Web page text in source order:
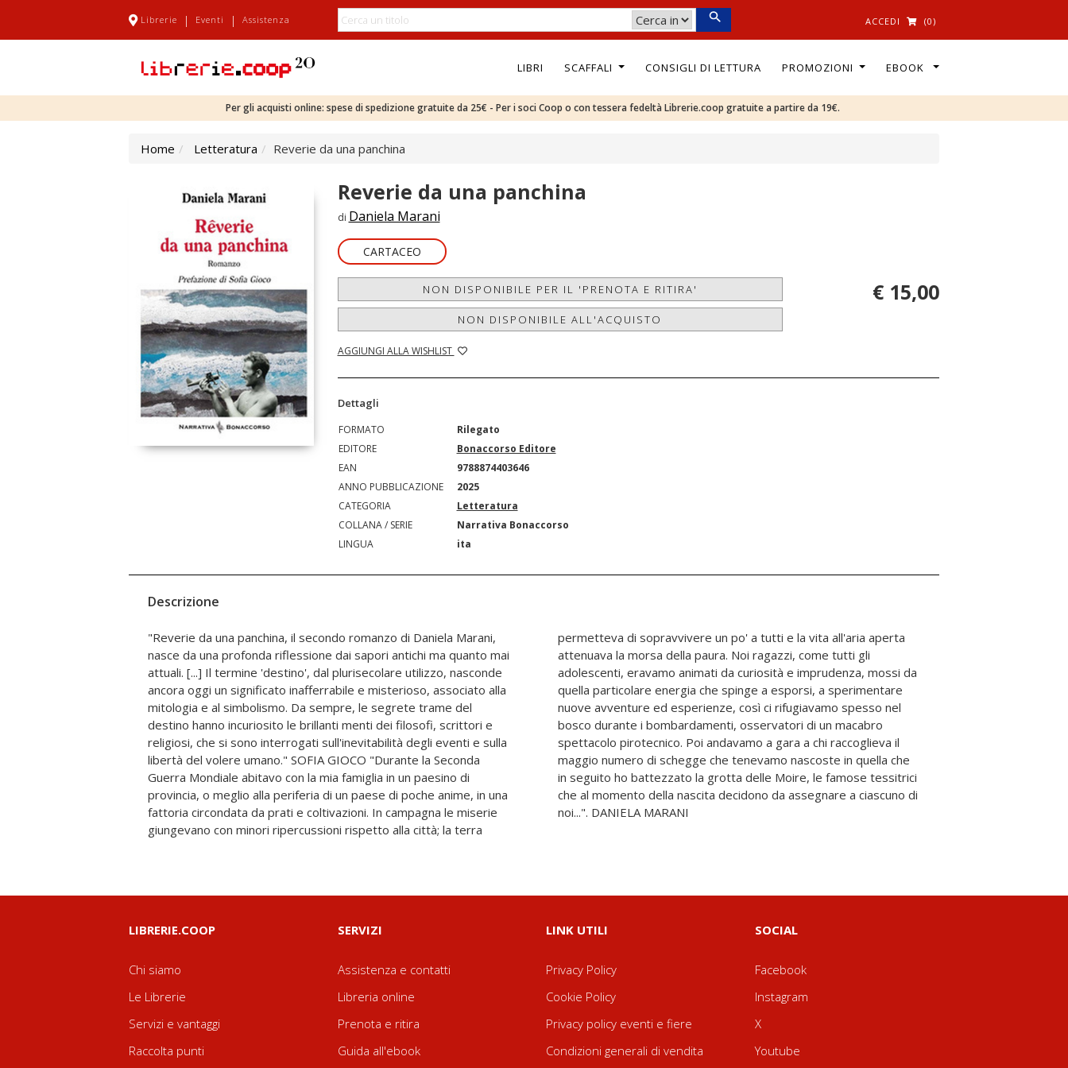
Librerie | Eventi | Assistenza ACCEDI (0)
LIBRI SCAFFALI CONSIGLI DI LETTURA PROMOZIONI EBOOK
Per gli acquisti online: spese di spedizione gratuite da 25€ - Per i soci Coop o con tessera fedeltà Librerie.coop gratuite a partire da 19€.
Home Letteratura Reverie da una panchina
Reverie da una panchina
di Daniela Marani
CARTACEO
NON DISPONIBILE PER IL 'PRENOTA E RITIRA'
NON DISPONIBILE ALL'ACQUISTO
AGGIUNGI ALLA WISHLIST
€ 15,00
Dettagli
FORMATO
Rilegato
EDITORE
Bonaccorso Editore
EAN
9788874403646
ANNO PUBBLICAZIONE
2025
CATEGORIA
Letteratura
COLLANA / SERIE
Narrativa Bonaccorso
LINGUA
ita
Descrizione
"Reverie da una panchina, il secondo romanzo di Daniela Marani,
nasce da una profonda riflessione dai sapori antichi ma quanto mai
attuali. [...] Il termine 'destino', dal plurisecolare utilizzo, nasconde
ancora oggi un significato inafferrabile e misterioso, associato alla
mitologia e al simbolismo. Da sempre, le segrete trame del
destino hanno incuriosito le brillanti menti dei filosofi, scrittori e
religiosi, che si sono interrogati sull'inevitabilità degli eventi e sulla
libertà del volere umano." SOFIA GIOCO "Durante la Seconda
Guerra Mondiale abitavo con la mia famiglia in un paesino di
provincia, o meglio alla periferia di un paese di poche anime, in una
fattoria circondata da prati e coltivazioni. In campagna le miserie
giungevano con minori ripercussioni rispetto alla città; la terra
permetteva di sopravvivere un po' a tutti e la vita all'aria aperta
attenuava la morsa della paura. Noi ragazzi, come tutti gli
adolescenti, eravamo animati da curiosità e imprudenza, mossi da
quella particolare energia che spinge a esporsi, a sperimentare
nuove avventure ed esperienze, così ci rifugiavamo spesso nel
bosco durante i bombardamenti, osservatori di un macabro
spettacolo pirotecnico. Poi andavamo a gara a chi raccoglieva il
maggio numero di schegge che tenevamo nascoste in quella che
in seguito ho battezzato la grotta delle Moire, le famose tessitrici
che al momento della nascita decidono da assegnare a ciascuno di
noi...". DANIELA MARANI
LIBRERIE.COOP
Chi siamo
Le Librerie
Servizi e vantaggi
Raccolta punti
SERVIZI
Assistenza e contatti
Libreria online
Prenota e ritira
Guida all'ebook
LINK UTILI
Privacy Policy
Cookie Policy
Privacy policy eventi e fiere
Condizioni generali di vendita
SOCIAL
Facebook
Instagram
X
Youtube